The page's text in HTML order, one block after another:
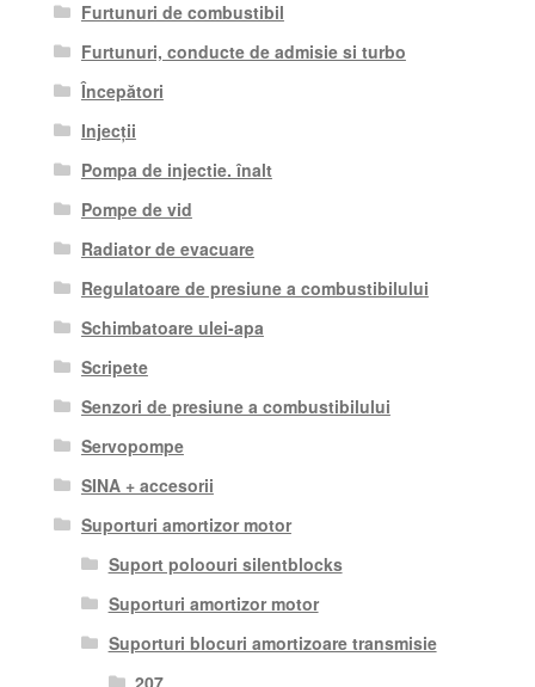
Furtunuri de combustibil
Furtunuri, conducte de admisie si turbo
Începători
Injecții
Pompa de injectie. înalt
Pompe de vid
Radiator de evacuare
Regulatoare de presiune a combustibilului
Schimbatoare ulei-apa
Scripete
Senzori de presiune a combustibilului
Servopompe
SINA + accesorii
Suporturi amortizor motor
Suport poloouri silentblocks
Suporturi amortizor motor
Suporturi blocuri amortizoare transmisie